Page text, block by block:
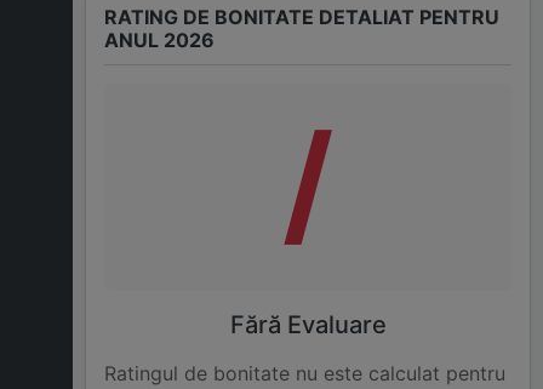
RATING DE BONITATE DETALIAT PENTRU
ANUL 2026
/
Fără Evaluare
Ratingul de bonitate nu este calculat pentru